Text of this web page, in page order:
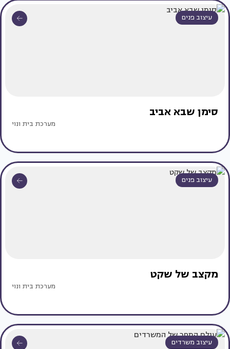
עיצוב פנים
סימן שבא אביב
מערכת בית ונוי
עיצוב פנים
מקצב של שקט
מערכת בית ונוי
עיצוב משרדים